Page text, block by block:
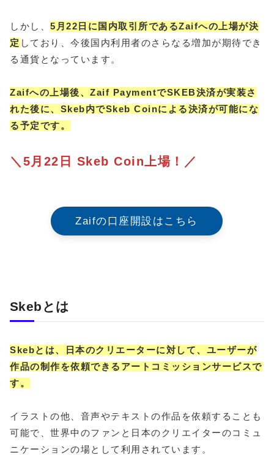
しかし、 5月22日に国内取引所であるZaifへの上場が決
定 しており、今後国内利用者のさらなる増加が期待でき
る通貨となっています。
Zaifへの上場後、Zaif PaymentでSKEB決済が実装さ
れた後に、Skeb内でSkeb Coinによる決済が可能にな
る予定です。
＼5月22日 Skeb Coin上場！／
Zaifの口座開設はこちら
Skebとは
Skebとは、日本のクリエーターに対して、ユーザーが
作品の制作を依頼できるアートコミッションサービスで
す。
イラストの他、音声やテキストの作品を依頼することも
可能で、世界中のファンと日本のクリエイターのコミュ
ニケーションの場として利用されています。